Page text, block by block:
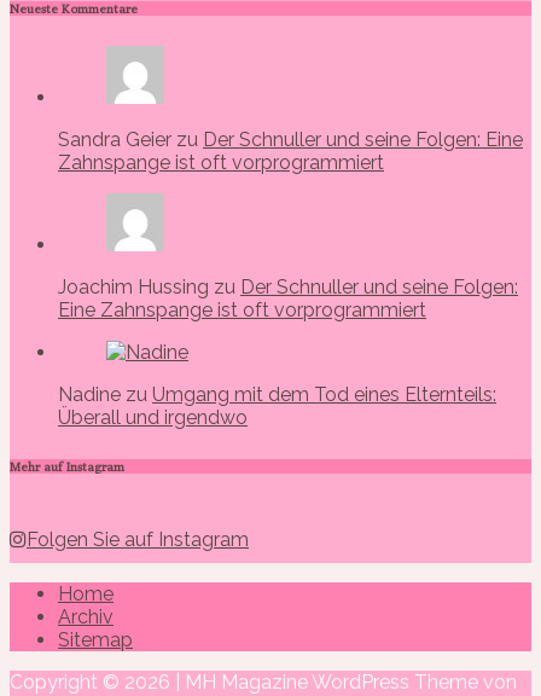
Neueste Kommentare
Sandra Geier zu Der Schnuller und seine Folgen: Eine
Zahnspange ist oft vorprogrammiert
Joachim Hussing zu Der Schnuller und seine Folgen:
Eine Zahnspange ist oft vorprogrammiert
Nadine zu Umgang mit dem Tod eines Elternteils:
Überall und irgendwo
Mehr auf Instagram
Folgen Sie auf Instagram
Home
Archiv
Sitemap
Copyright © 2026 | MH Magazine WordPress Theme von